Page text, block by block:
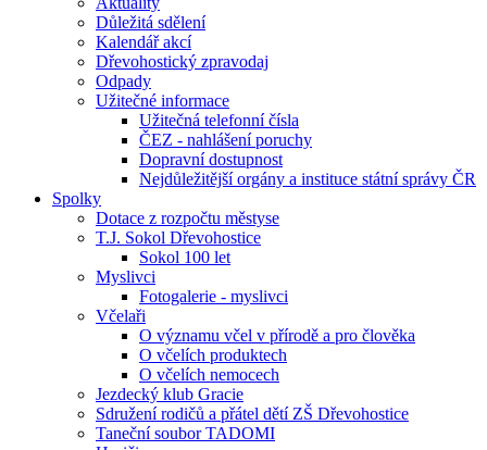
Důležitá sdělení
Kalendář akcí
Dřevohostický zpravodaj
Odpady
Užitečné informace
Užitečná telefonní čísla
ČEZ - nahlášení poruchy
Dopravní dostupnost
Nejdůležitější orgány a instituce státní správy ČR
Spolky
Dotace z rozpočtu městyse
T.J. Sokol Dřevohostice
Sokol 100 let
Myslivci
Fotogalerie - myslivci
Včelaři
O významu včel v přírodě a pro člověka
O včelích produktech
O včelích nemocech
Jezdecký klub Gracie
Sdružení rodičů a přátel dětí ZŠ Dřevohostice
Taneční soubor TADOMI